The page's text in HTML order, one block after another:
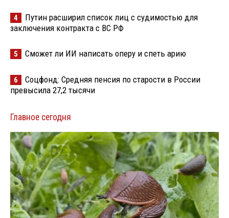
4
Путин расширил список лиц с судимостью для
заключения контракта с ВС РФ
5 Сможет ли ИИ написать оперу и спеть арию
6
Соцфонд: Средняя пенсия по старости в России
превысила 27,2 тысячи
Главное сегодня